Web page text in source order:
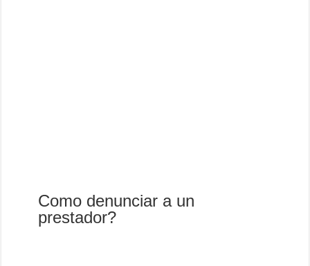
Como denunciar a un
prestador?